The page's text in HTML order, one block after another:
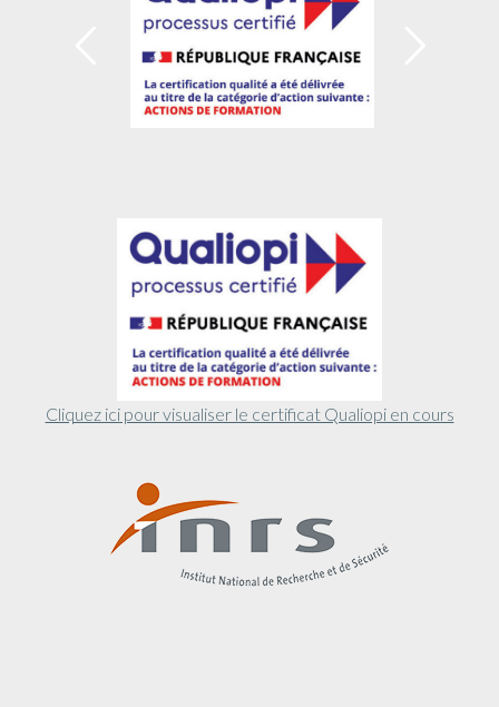
Cliquez ici pour visualiser le certificat Qualiopi en cours